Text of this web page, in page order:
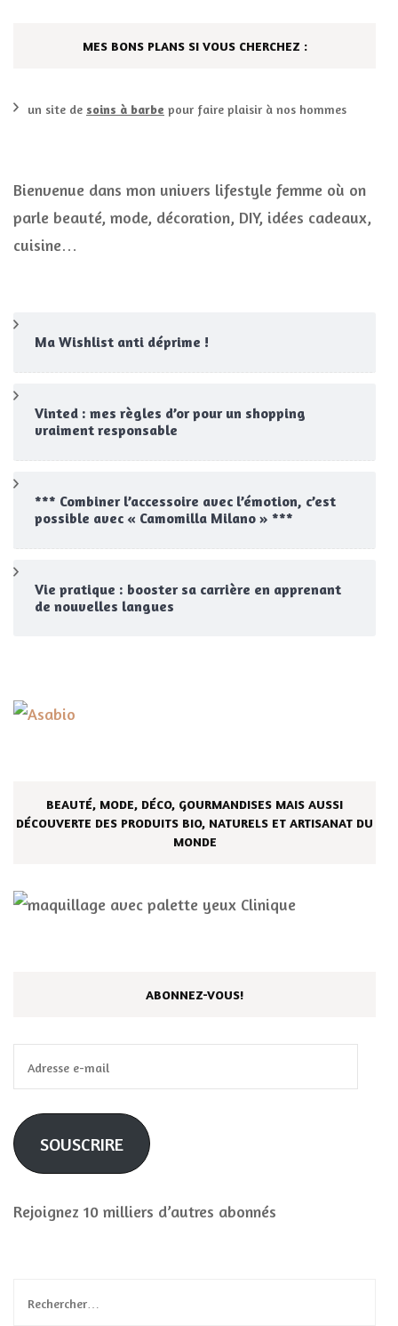
MES BONS PLANS SI VOUS CHERCHEZ :
un site de soins à barbe pour faire plaisir à nos hommes
Bienvenue dans mon univers lifestyle femme où on
parle beauté, mode, décoration, DIY, idées cadeaux,
cuisine…
Ma Wishlist anti déprime !
Vinted : mes règles d’or pour un shopping
vraiment responsable
*** Combiner l’accessoire avec l’émotion, c’est
possible avec « Camomilla Milano » ***
Vie pratique : booster sa carrière en apprenant
de nouvelles langues
BEAUTÉ, MODE, DÉCO, GOURMANDISES MAIS AUSSI
DÉCOUVERTE DES PRODUITS BIO, NATURELS ET ARTISANAT DU
MONDE
ABONNEZ-VOUS!
e-
mail
SOUSCRIRE
Rejoignez 10 milliers d’autres abonnés
Rechercher :